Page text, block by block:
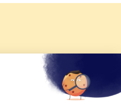
d'été 2026 de KTO